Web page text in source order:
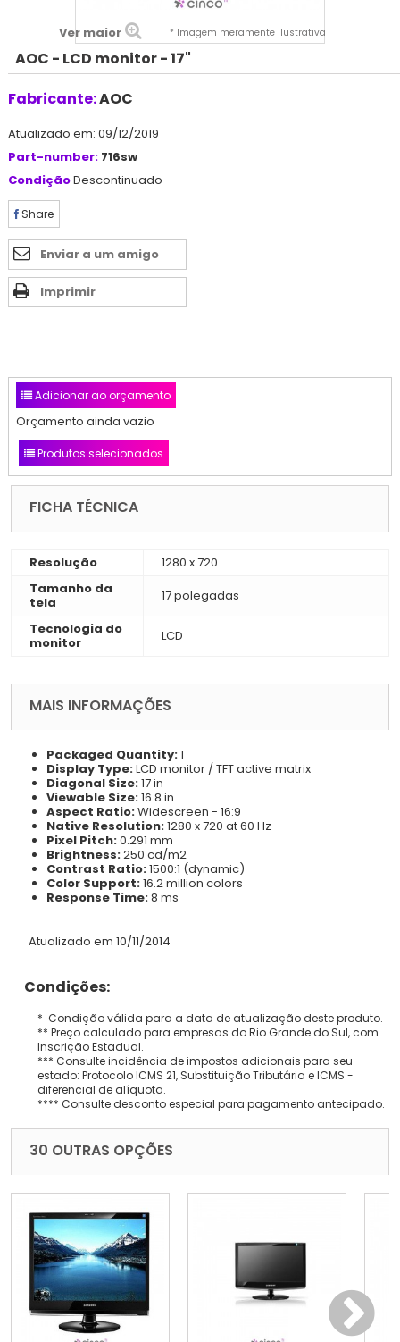
Ver maior * Imagem meramente ilustrativa
AOC - LCD monitor - 17"
Fabricante:AOC
Atualizado em: 09/12/2019
Part-number: 716sw
CondiçãoDescontinuado
Share
Enviar a um amigo
Imprimir
Adicionar ao orçamento
Orçamento ainda vazio
Produtos selecionados
FICHA TÉCNICA
Resolução
1280 x 720
Tamanho da
tela
17 polegadas
Tecnologia do
monitor
LCD
MAIS INFORMAÇÕES
Packaged Quantity:1
Display Type:LCD monitor / TFT active matrix
Diagonal Size:17 in
Viewable Size:16.8 in
Aspect Ratio:Widescreen - 16:9
Native Resolution:1280 x 720 at 60 Hz
Pixel Pitch:0.291 mm
Brightness:250 cd/m2
Contrast Ratio:1500:1 (dynamic)
Color Support:16.2 million colors
Response Time:8 ms
Atualizado em 10/11/2014
Condições:
* Condição válida para a data de atualização deste produto.
** Preço calculado para empresas do Rio Grande do Sul, com
Inscrição Estadual.
*** Consulte incidência de impostos adicionais para seu
estado: Protocolo ICMS 21, Substituição Tributária e ICMS -
diferencial de alíquota.
**** Consulte desconto especial para pagamento antecipado.
30 OUTRAS OPÇÕES